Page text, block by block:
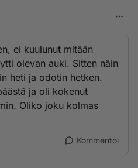
ei kuulunut mitään
olevan auki. Sitten näin
heti ja odotin hetken.
ja oli kokenut
Oliko joku kolmas
Kommentoi